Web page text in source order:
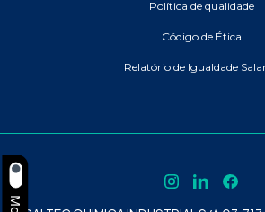
Política de qualidade
Código de Ética
Relatório de Igualdade